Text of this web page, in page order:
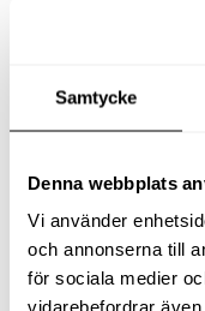
Samtycke
Denna webbplats
Vi använder
och annonserna till
för sociala medier
vidarebefordrar
Alla